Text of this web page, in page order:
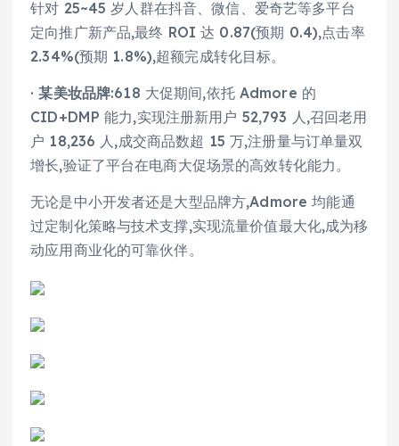
针对 25~45 岁人群在抖音、微信、爱奇艺等多平台
定向推广新产品,最终 ROI 达 0.87(预期 0.4),点击率
2.34%(预期 1.8%),超额完成转化目标。
·某美妆品牌:618 大促期间,依托 Admore 的
CID+DMP 能力,实现注册新用户 52,793 人,召回老用
户 18,236 人,成交商品数超 15 万,注册量与订单量双
增长,验证了平台在电商大促场景的高效转化能力。
无论是中小开发者还是大型品牌方,Admore 均能通
过定制化策略与技术支撑,实现流量价值最大化,成为移
动应用商业化的可靠伙伴。